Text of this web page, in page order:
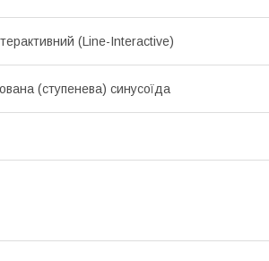
(Line-Interactive)
(ступенева) синусоїда